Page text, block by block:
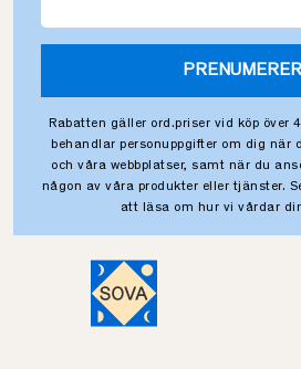
Rabatten gäller ord.priser vid köp över
behandlar personuppgifter om dig när
och våra webbplatser, samt när du
någon av våra produkter eller tjänster.
att läsa om hur vi vårdar